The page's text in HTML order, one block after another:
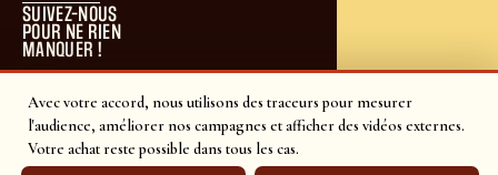
Avec votre accord, nous utilisons des traceurs pour mesurer
l'audience, améliorer nos campagnes et afficher des vidéos externes.
Votre achat reste possible dans tous les cas.
SUIVEZ-NOUS
POUR NE RIEN
MANQUER !